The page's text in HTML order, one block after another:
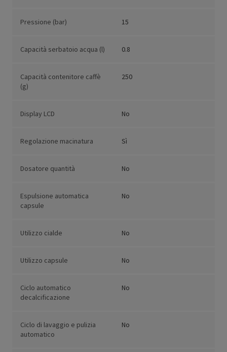
Pressione (bar) 15
Capacità serbatoio acqua (l) 0.8
Capacità contenitore caffè
(g)
250
Display LCD No
Regolazione macinatura Sì
Dosatore quantità No
Espulsione automatica
capsule
No
Utilizzo cialde No
Utilizzo capsule No
Ciclo automatico
decalcificazione
No
Ciclo di lavaggio e pulizia
automatico
No